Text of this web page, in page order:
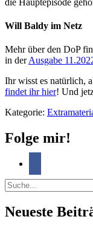
Will Baldy im Netz
Mehr über den DoP
in derAusgabe
Ihr wisst es natürlich,
findet ihr hier! Und
Kategorie:
Folge mir!
Suche
Neueste